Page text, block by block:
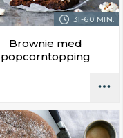
31-60 MIN.
Brownie med
popcorntopping